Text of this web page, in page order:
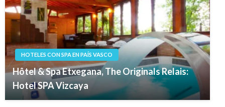
HOTELES CON SPA EN PAÍS VASCO
Hôtel & Spa Etxegana, The Originals Relais:
Hotel SPA Vizcaya